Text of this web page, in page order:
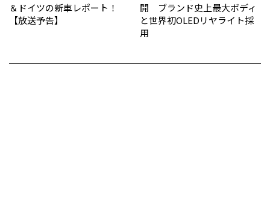
＆ドイツの新車レポート！
【放送予告】
開 ブランド史上最大ボディ
と世界初OLEDリヤライト採
用